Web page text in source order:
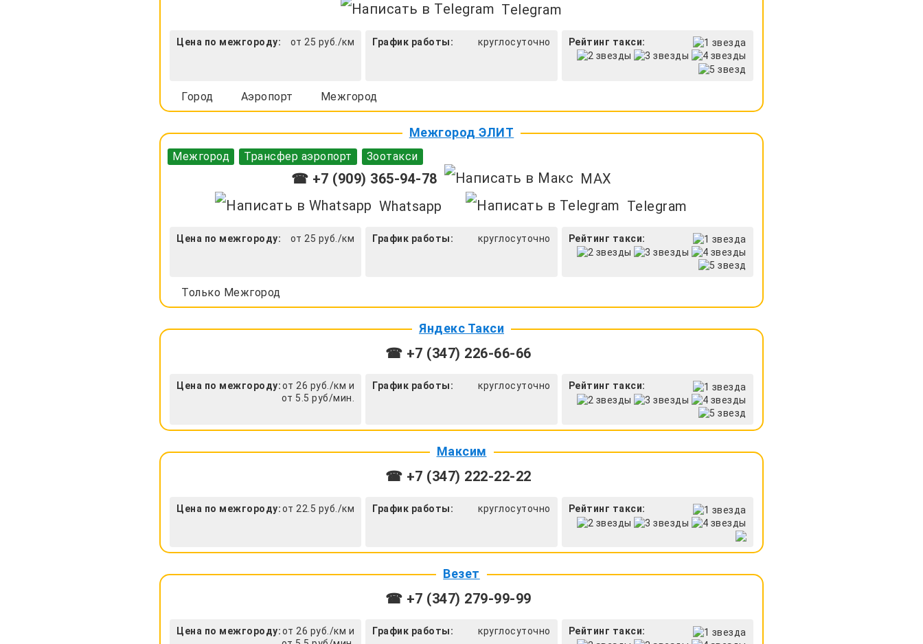
Telegram
Цена по межгороду: от 25 руб./км График работы: круглосуточно Рейтинг такси:
Город Аэропорт Межгород
Межгород ЭЛИТ
Межгород Трансфер аэропорт Зоотакси
☎ +7 (909) 365-94-78
MAX
Whatsapp
Telegram
Цена по межгороду: от 25 руб./км График работы: круглосуточно Рейтинг такси:
Только Межгород
Яндекс Такси
☎ +7 (347) 226-66-66
Цена по межгороду:от 26 руб./км и
от 5.5 руб/мин.
График работы: круглосуточно Рейтинг такси:
Максим
☎ +7 (347) 222-22-22
Цена по межгороду:от 22.5 руб./км График работы: круглосуточно Рейтинг такси:
Везет
☎ +7 (347) 279-99-99
Цена по межгороду:от 26 руб./км и
График работы: круглосуточно Рейтинг такси: